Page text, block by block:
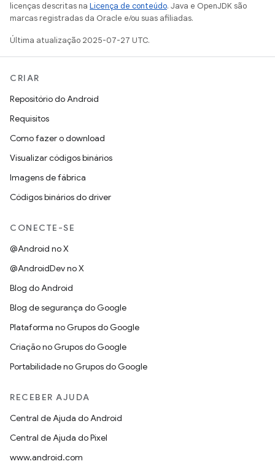
licenças descritas na Licença de conteúdo. Java e OpenJDK são
marcas registradas da Oracle e/ou suas afiliadas.
Última atualização 2025-07-27 UTC.
CRIAR
Repositório do Android
Requisitos
Como fazer o download
Visualizar códigos binários
Imagens de fábrica
Códigos binários do driver
CONECTE-SE
@Android no X
@AndroidDev no X
Blog do Android
Blog de segurança do Google
Plataforma no Grupos do Google
Criação no Grupos do Google
Portabilidade no Grupos do Google
RECEBER AJUDA
Central de Ajuda do Android
Central de Ajuda do Pixel
www.android.com